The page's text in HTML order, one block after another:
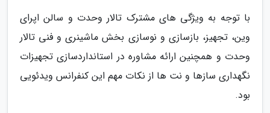
با توجه به ویژگی های مشترک تالار وحدت و سالن اپرای
وین، تجهیز، بازسازی و نوسازی بخش ماشینری و فنی تالار
وحدت و همچنین ارائه مشاوره در استانداردسازی تجهیزات
نگهداری سازها و نت ها از نکات مهم این کنفرانس ویدئویی
بود.